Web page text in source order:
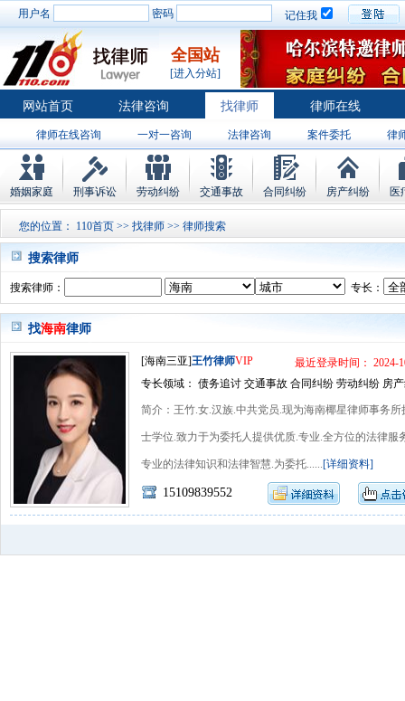
用户名 密码 记住我
全国站
[进入分站]
网站首页 法律咨询 找律师 律师在线
律师在线咨询 一对一咨询 法律咨询 案件委托 律
婚姻家庭 刑事诉讼 劳动纠纷 交通事故 合同纠纷 房产纠纷 医
您的位置： 110首页 >> 找律师 >> 律师搜索
搜索律师
搜索律师： 专长：
找海南律师
[海南三亚]王竹律师VIP
最近登录时间： 2024-
专长领域： 债务追讨 交通事故 合同纠纷 劳动纠纷 房
简介：王竹.女.汉族.中共党员.现为海南椰星律师事务
士学位.致力于为委托人提供优质.专业.全方位的法律
专业的法律知识和法律智慧.为委托......[详细资料]
15109839552